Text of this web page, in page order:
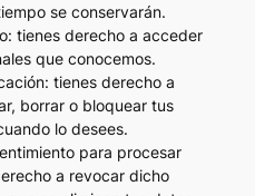
se conservarán.
tienes derecho a acceder
que conocemos.
tienes derecho a
borrar o bloquear tus
lo desees.
para procesar
a revocar dicho